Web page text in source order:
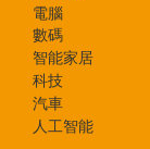
電腦
數碼
智能家居
科技
汽車
人工智能